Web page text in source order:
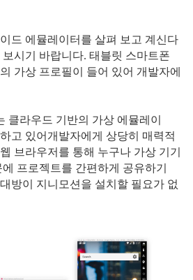
드 에뮬레이터를 살펴 보고 계신다
보시기 바랍니다. 태블릿 스마트폰
가상 프로필이 들어 있어 개발자에
클라우드 기반의 가상 에뮬레이
고 있어개발자에게 상당히 매력적
브라우저를 통해 누구나 가상 기기
프로젝트를 간편하게 공유하기
방이 지니모션을 설치할 필요가 없